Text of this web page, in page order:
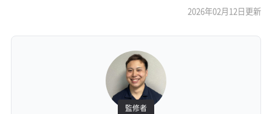
2026年02月12日更新
監修者